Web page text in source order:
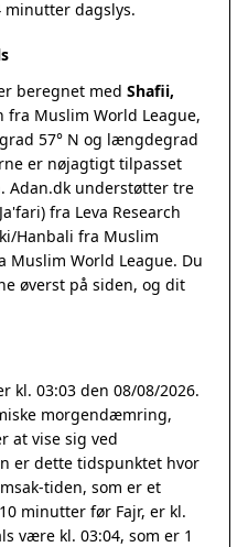
minutter dagslys.
beregnet med Shafii,
fra Muslim World League,
57° N og længdegrad
er nøjagtigt tilpasset
Adan.dk understøtter tre
fra Leva Research
Hanbali fra Muslim
Muslim World League. Du
øverst på siden, og dit
kl. 03:03 den 08/08/2026.
morgendæmring,
at vise sig ved
er dette tidspunktet hvor
tiden, som er et
minutter før Fajr, er kl.
være kl. 03:04, som er 1